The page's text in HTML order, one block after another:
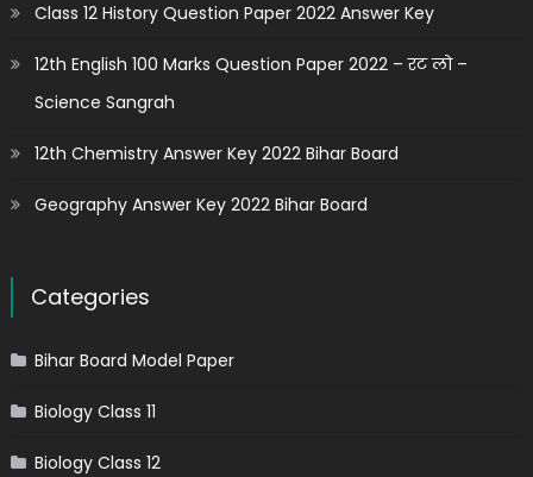
Class 12 History Question Paper 2022 Answer Key
12th English 100 Marks Question Paper 2022 – रट लो –
Science Sangrah
12th Chemistry Answer Key 2022 Bihar Board
Geography Answer Key 2022 Bihar Board
Categories
Bihar Board Model Paper
Biology Class 11
Biology Class 12